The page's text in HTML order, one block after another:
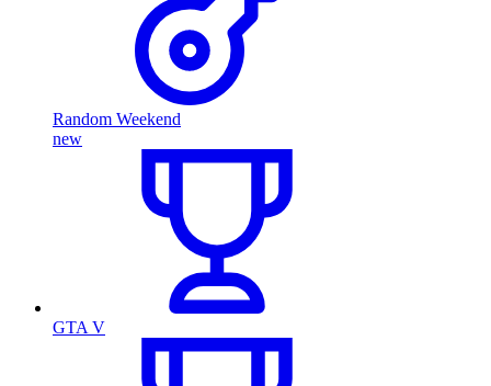
Random Weekend
new
GTA V